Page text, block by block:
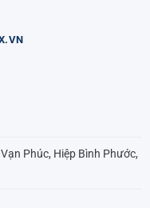
Phúc, Hiệp Bình Phước,